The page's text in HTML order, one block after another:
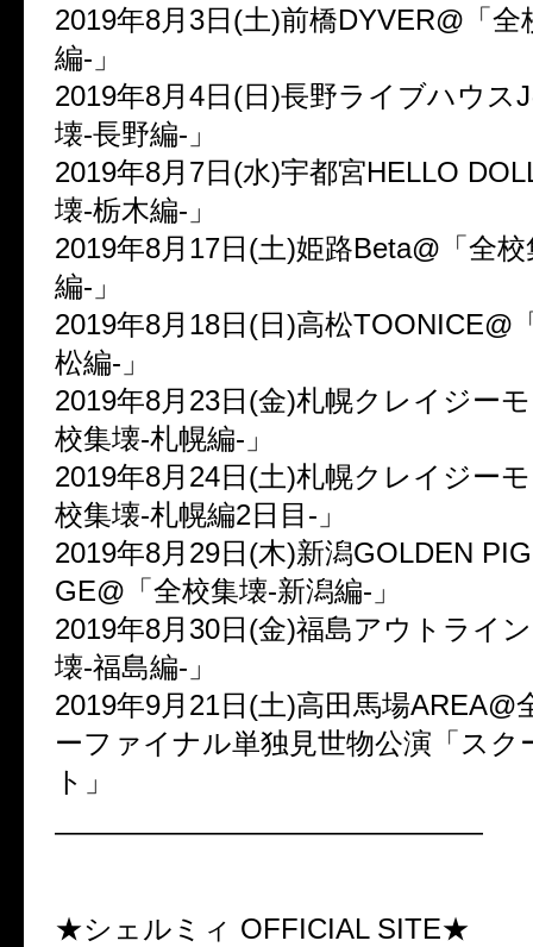
2019年8月3日(土)前橋DYVER@「全
編-」
2019年8月4日(日)長野ライブハウス
壊-長野編-」
2019年8月7日(水)宇都宮HELLO
壊-栃木編-」
2019年8月17日(土)姫路Beta@「全
編-」
2019年8月18日(日)高松TOONICE@
松編-」
2019年8月23日(金)札幌クレイジー
校集壊-札幌編-」
2019年8月24日(土)札幌クレイジー
校集壊-札幌編2日目-」
2019年8月29日(木)新潟GOLDEN
GE@「全校集壊-新潟編-」
2019年8月30日(金)福島アウトライ
壊-福島編-」
2019年9月21日(土)高田馬場AREA@
ーファイナル単独見世物公演「スク
ト」
———————————————
★シェルミィ OFFICIAL SITE★